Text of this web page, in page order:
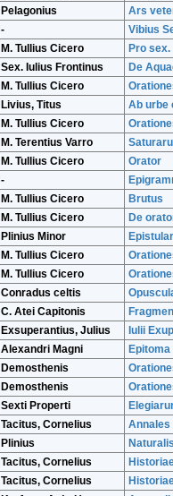
Pelagonius Ars
- Vibius
M. Tullius Cicero Pro
Sex. Iulius Frontinus De
M. Tullius Cicero
Livius, Titus Ab urbe
M. Tullius Cicero
M. Terentius Varro
M. Tullius Cicero Orator
-
M. Tullius Cicero Brutus
M. Tullius Cicero De
Plinius Minor
M. Tullius Cicero
M. Tullius Cicero
Conradus celtis
C. Atei Capitonis
Exsuperantius, Julius Iulii
Alexandri Magni
Demosthenis
Demosthenis
Sexti Properti
Tacitus, Cornelius Annales
Plinius
Tacitus, Cornelius
Tacitus, Cornelius